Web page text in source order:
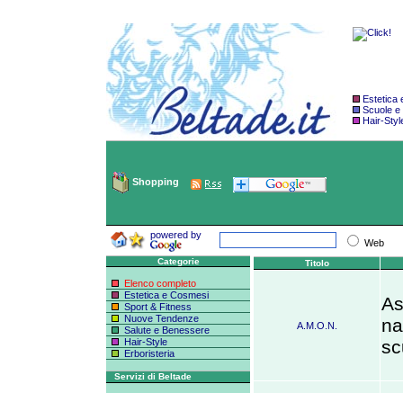
Estetica
Scuole e
Hair-
Shopping
powered by
Web
Categorie
Elenco completo
Estetica e Cosmesi
Sport & Fitness
Nuove Tendenze
Salute e Benessere
Hair-Style
Erboristeria
Servizi di Beltade
Titolo
A.M.O.N.